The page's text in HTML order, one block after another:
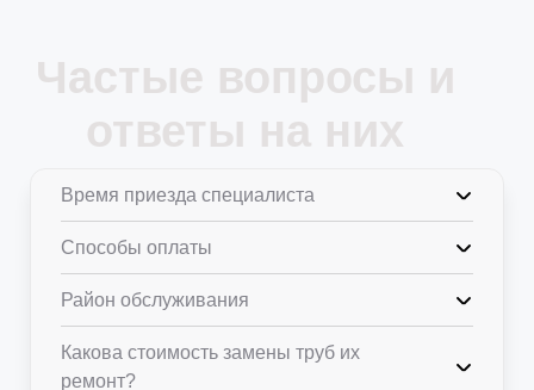
Время приезда специалиста
Способы оплаты
Район обслуживания
Какова стоимость замены труб их
ремонт?
Частые вопросы и
ответы на них